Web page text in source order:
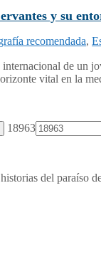
y su
recomendada,
de un
vital en la
18963
del paraíso